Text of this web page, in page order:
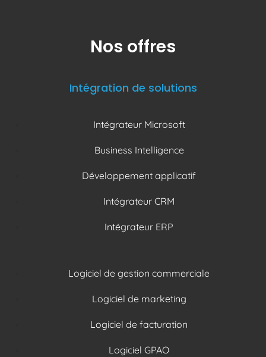
Nos offres
Intégration de solutions
Intégrateur Microsoft
Business Intelligence
Développement applicatif
Intégrateur CRM
Intégrateur ERP
Logiciel de gestion commerciale
Logiciel de marketing
Logiciel de facturation
Logiciel GPAO